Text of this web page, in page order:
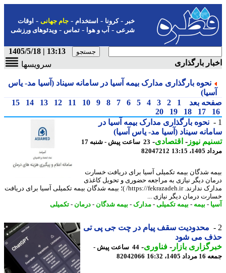
-کرونا-استخدام- جام جهانی-اوقات
شرعی-آب و هوا-تماس-ویدئوهای ورزشی
13:13 | 1405/5/18
بارگذاری
سرویسها
نحوه بارگذاری مدارک بیمه آسیا در سامانه سیناد (آسیا مد- یاس
بعد
1
2
3
4
5
6
7
8
9
10
11
12
13
14
15
17
18
19
20
نحوه بارگذاری مدارک بیمه آسیا در
سیناد (آسیا مد- یاس آسیا)
نیوز-اقتصادی-
23 ساعت پیش - شنبه 17
13:15
82047212
شدگان بیمه تکمیلی آسیا برای دریافت خسارت
دیگر نیازی به مراجعه حضوری و تحویل کاغذی
مدارک ندارند. https://fekrazadeh.ir/ )؛ بیمه شدگان بیمه تکمیلی آسیا برای دریافت
درمان دیگر نیازی ...
-بیمه -بیمه تکمیلی-مدارک- بیمه شدگان-درمان -تکمیلی
محدودیت سقف پیام در چت جی پی تی
می شود
بازار- فناوری-
44 ساعت پیش -
16:32
82042066